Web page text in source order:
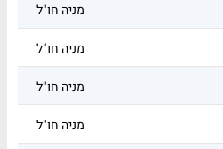
מניה חו"ל
מניה חו"ל
מניה חו"ל
מניה חו"ל